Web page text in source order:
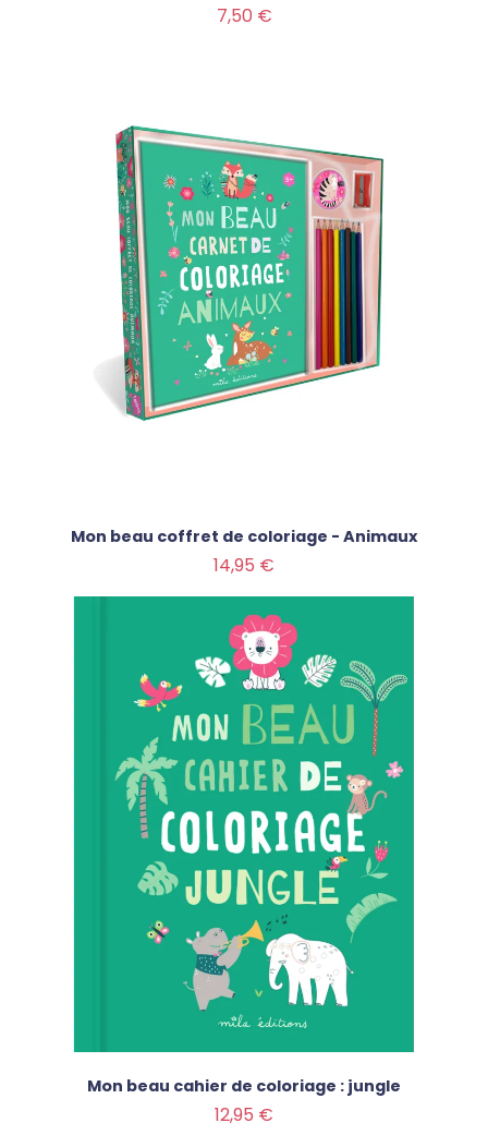
7,50 €
Mon beau coffret de coloriage - Animaux
14,95 €
Mon beau cahier de coloriage : jungle
12,95 €